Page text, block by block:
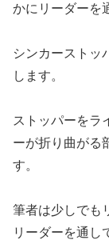
かにリーダーを
シンカーストッ
します。
ストッパーをラ
ーが折り曲がる
す。
筆者は少しでも
リーダーを通し